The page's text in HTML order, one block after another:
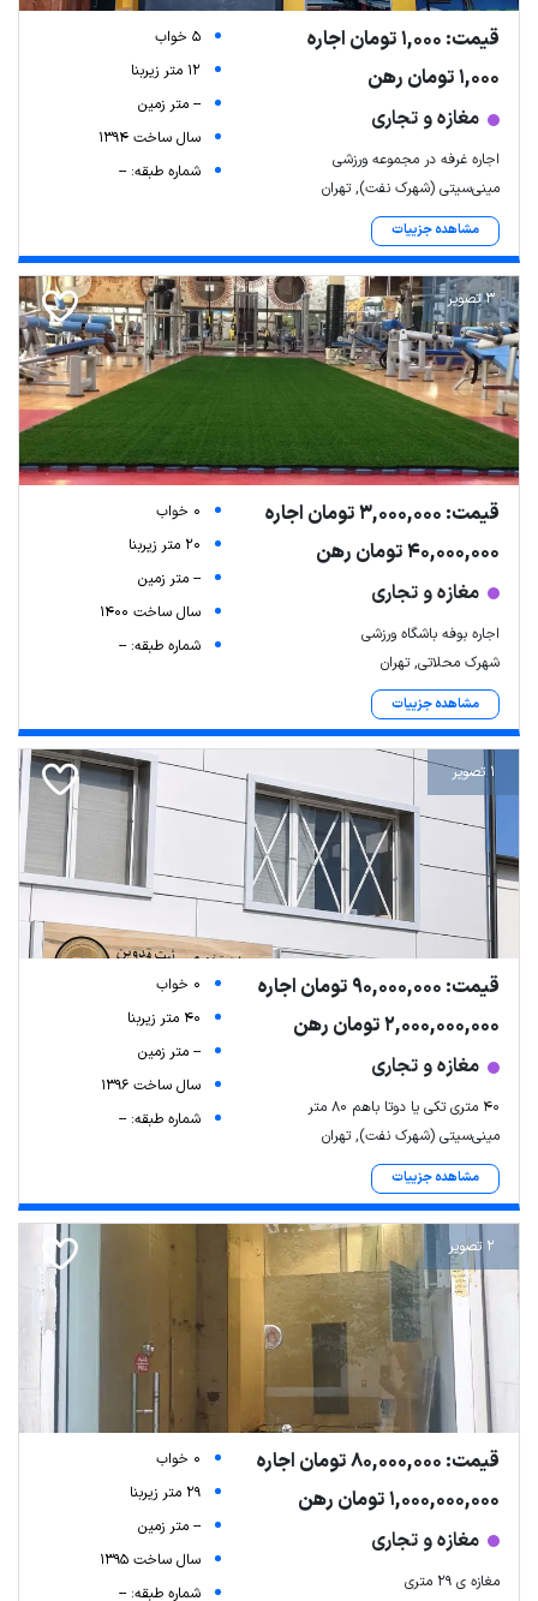
قیمت: 1,000 تومان اجاره
1,000 تومان رهن
مغازه و تجاری
اجاره غرفه در مجموعه ورزشی
مینی‌سیتی (شهرک نفت), تهران
مشاهده جزییات
5 خواب
12 متر زیربنا
-- متر زمین
سال ساخت 1394
شماره طبقه: --
3 تصویر
قیمت: 3,000,000 تومان اجاره
40,000,000 تومان رهن
مغازه و تجاری
اجاره بوفه باشگاه ورزشی
شهرک محلاتی, تهران
مشاهده جزییات
0 خواب
20 متر زیربنا
-- متر زمین
سال ساخت 1400
شماره طبقه: --
1 تصویر
قیمت: 90,000,000 تومان اجاره
2,000,000,000 تومان رهن
مغازه و تجاری
۴۰ متری تکی یا دوتا باهم ۸۰ متر
مینی‌سیتی (شهرک نفت), تهران
مشاهده جزییات
0 خواب
40 متر زیربنا
-- متر زمین
سال ساخت 1396
شماره طبقه: --
2 تصویر
قیمت: 80,000,000 تومان اجاره
1,000,000,000 تومان رهن
مغازه و تجاری
مغازه ی ۲۹ متری
0 خواب
29 متر زیربنا
-- متر زمین
سال ساخت 1395
شماره طبقه: --